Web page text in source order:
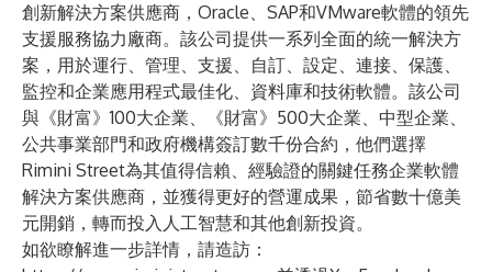
創新解決方案供應商，Oracle、SAP和VMware軟體的領先
支援服務協力廠商。該公司提供一系列全面的統一解決方
案，用於運行、管理、支援、自訂、設定、連接、保護、
監控和企業應用程式最佳化、資料庫和技術軟體。該公司
與《財富》100大企業、《財富》500大企業、中型企業、
公共事業部門和政府機構簽訂數千份合約，他們選擇
Rimini Street為其值得信賴、經驗證的關鍵任務企業軟體
解決方案供應商，並獲得更好的營運成果，節省數十億美
元開銷，轉而投入人工智慧和其他創新投資。
如欲瞭解進一步詳情，請造訪：